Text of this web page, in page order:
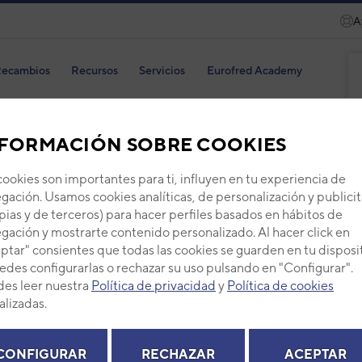
SOBRE COOKIES
son importantes para ti, influyen en tu experiencia de
Usamos cookies analíticas, de personalización y
y de terceros) para hacer perfiles basados en hábitos de
y mostrarte contenido personalizado. Al hacer click en
consientes que todas las cookies se guarden en tu
configurarlas o rechazar su uso pulsando en "Configurar".
leer nuestra Política de privacidad y Política de cookies
RECHAZAR ACEPTAR
Recursos Servicios Eurofred Academy
Código:
Ref.
+ Ver